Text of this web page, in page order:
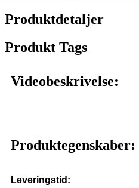
Produktdetaljer
Produkt Tags
Videobeskrivelse:
Produktegenskaber:
Leveringstid: